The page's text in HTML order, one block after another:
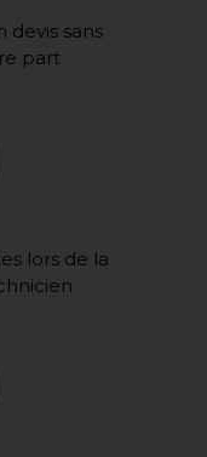
devis sans
part
lors de la